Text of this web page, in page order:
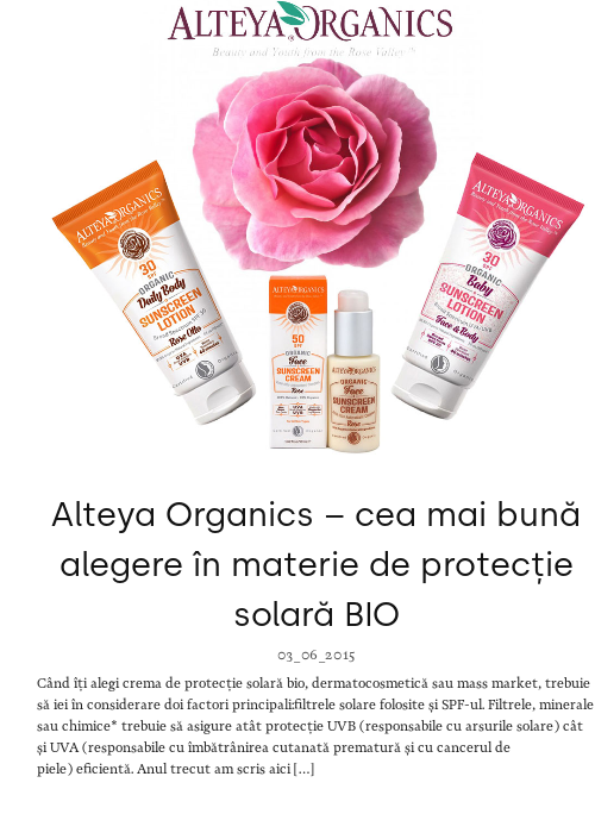
Alteya Organics – cea mai bună
alegere în materie de protecție
solară BIO
03_06_2015
Când îți alegi crema de protecție solară bio, dermatocosmetică sau mass market, trebuie
să iei în considerare doi factori principali:filtrele solare folosite și SPF-ul. Filtrele, minerale
sau chimice* trebuie să asigure atât protecție UVB (responsabile cu arsurile solare) cât
și UVA (responsabile cu îmbătrânirea cutanată prematură și cu cancerul de
piele) eficientă. Anul trecut am scris aici […]